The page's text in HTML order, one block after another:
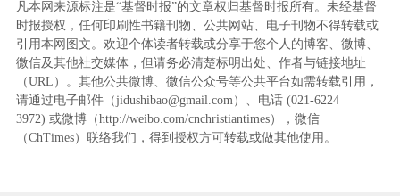
凡本网来源标注是“基督时报”的文章权归基督时报所有。未经基督
时报授权，任何印刷性书籍刊物、公共网站、电子刊物不得转载或
引用本网图文。欢迎个体读者转载或分享于您个人的博客、微博、
微信及其他社交媒体，但请务必清楚标明出处、作者与链接地址
（URL）。其他公共微博、微信公众号等公共平台如需转载引用，
请通过电子邮件（jidushibao@gmail.com）、电话 (021-6224
3972) ‬或微博（http://weibo.com/cnchristiantimes），微信
（ChTimes）联络我们，得到授权方可转载或做其他使用。